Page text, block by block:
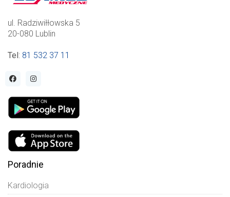
ul. Radziwiłłowska 5
20-080 Lublin
Tel: 81 532 37 11
Poradnie
Kardiologia